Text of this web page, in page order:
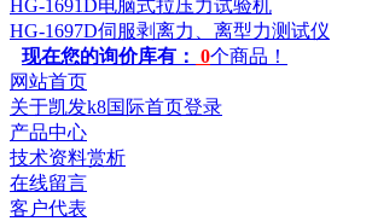
HG-1691D电脑式拉压力试验机
HG-1697D伺服剥离力、离型力测试仪
现在您的询价库有： 0个商品！
网站首页
关于凯发k8国际首页登录
产品中心
技术资料赏析
在线留言
客户代表